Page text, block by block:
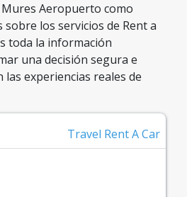
Aeropuerto como
los servicios de Rent a
toda la información
una decisión segura e
experiencias reales de
Travel Rent A Car